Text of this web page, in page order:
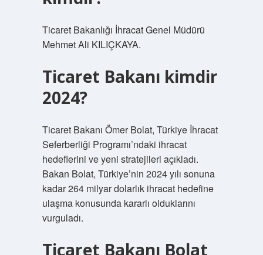
Ticaret Bakanlığı İhracat Genel Müdürü
Mehmet Ali KILIÇKAYA.
Ticaret Bakanı kimdir
2024?
Ticaret Bakanı Ömer Bolat, Türkiye İhracat
Seferberliği Programı’ndaki ihracat
hedeflerini ve yeni stratejileri açıkladı.
Bakan Bolat, Türkiye’nin 2024 yılı sonuna
kadar 264 milyar dolarlık ihracat hedefine
ulaşma konusunda kararlı olduklarını
vurguladı.
Ticaret Bakanı Bolat